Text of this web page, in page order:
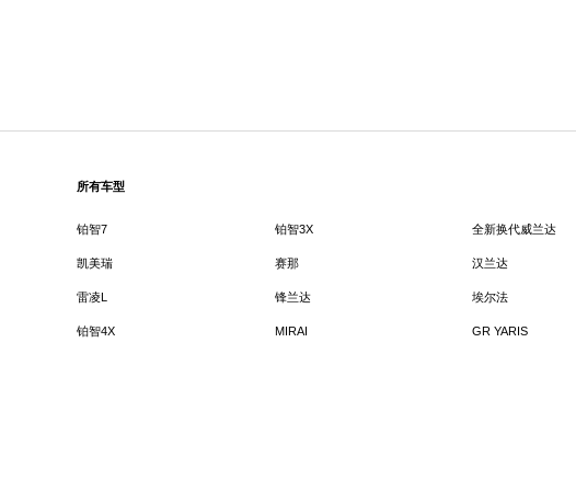
所有车型
铂智7 铂智3X 全新换代威兰达
凯美瑞 赛那 汉兰达
雷凌L 锋兰达 埃尔法
铂智4X MIRAI GR YARIS